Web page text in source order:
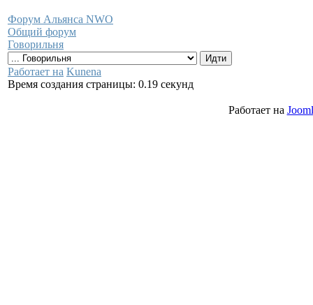
Форум Альянса NWO
Общий форум
Говорильня
Работает на Kunena
Время создания страницы: 0.19 секунд
Работает на